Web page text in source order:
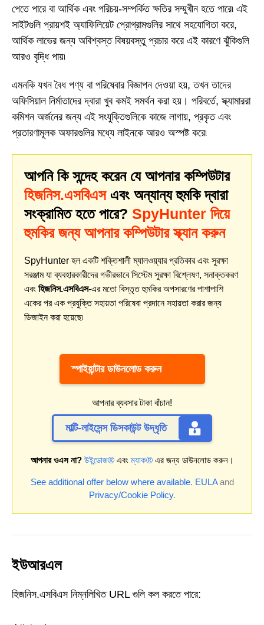
পেতে পারে বা আর্থিক এবং পরিচয়-সম্পর্কিত ক্ষতির সম্মুখীন হতে পারে৷ এই
সাইটগুলি প্রায়শই অ্যাফিলিয়েট প্রোগ্রামগুলির সাথে সহযোগিতা করে,
আর্থিক লাভের জন্য অবিশ্বস্ত বিষয়বস্তু প্রচার করে এই কারণে ঝুঁকিগুলি
আরও বৃদ্ধি পায়৷
এমনকি যখন বৈধ পণ্য বা পরিষেবার বিজ্ঞাপন দেওয়া হয়, তখন তাদের
অফিসিয়াল নির্মাতাদের দ্বারা খুব কমই সমর্থন করা হয়। পরিবর্তে, স্ক্যামাররা
কমিশন অর্জনের জন্য এই সংযুক্তিগুলিকে কাজে লাগায়, প্রকৃত এবং
প্রতারণামূলক অফারগুলির মধ্যে লাইনকে আরও অস্পষ্ট করে৷
আপনি কি সন্দেহ করেন যে আপনার কম্পিউটার
হিজনিস.এসবিএসএবং অন্যান্য হুমকি দ্বারা
সংক্রামিত হতে পারে? SpyHunter দিয়ে
হুমকির জন্য আপনার কম্পিউটার স্ক্যান করুন
SpyHunter হল একটি শক্তিশালী ম্যালওয়্যার প্রতিকার এবং সুরক্ষা
সরঞ্জাম যা ব্যবহারকারীদের গভীরভাবে সিস্টেম সুরক্ষা বিশ্লেষণ, সনাক্তকরণ
এবং হিজনিস.এসবিএস-এর মতো বিস্তৃত হুমকির অপসারণের পাশাপাশি
একের পর এক প্রযুক্তি সহায়তা পরিষেবা প্রদানে সহায়তা করার জন্য
ডিজাইন করা হয়েছে৷
স্পাইহান্টার ডাউনলোড করুন
আপনার ব্যবসার টাকা বাঁচান!
মাল্টি-লাইসেন্স ডিসকাউন্ট উদ্ধৃতি
আপনার ওএস না? উইন্ডোজ®এবংম্যাক®এর জন্য ডাউনলোড করুন।
See additional offer below where available. EULAand
Privacy/Cookie Policy.
ইউআরএল
হিজনিস.এসবিএস নিম্নলিখিত URL গুলি কল করতে পারে: